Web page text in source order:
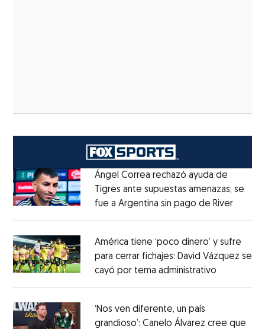
Ángel Correa rechazó ayuda de
Tigres ante supuestas amenazas; se
fue a Argentina sin pago de RiverOpens
América tiene ‘poco dinero’ y sufre
para cerrar fichajes: David Vázquez se
cayó por tema administrativo
‘Nos ven diferente, un país
grandioso’: Canelo Álvarez cree que